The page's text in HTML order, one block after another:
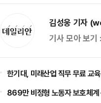
김성웅 기자
기사 모아 보기
한기대, 미래산업 직무 무료 교
869만 비정형 노동자 보호체